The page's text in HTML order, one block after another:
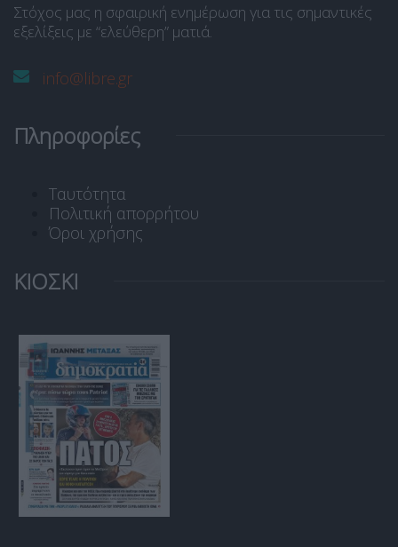
Στόχος μας η σφαιρική ενημέρωση για τις σημαντικές
εξελίξεις με “ελεύθερη” ματιά.
info@libre.gr
Πληροφορίες
Ταυτότητα
Πολιτική απορρήτου
Όροι χρήσης
ΚΙΟΣΚΙ